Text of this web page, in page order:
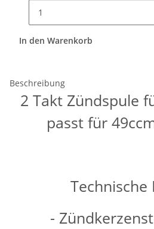
In den Warenkorb
Beschreibung
2 Takt Zündspule
passt für
Technische
-